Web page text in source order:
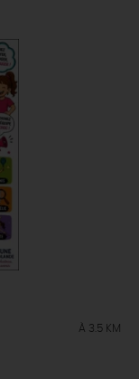
À 3.5 KM